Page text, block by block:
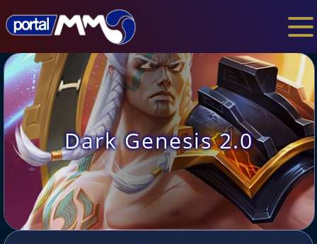
Dark Genesis 2.0